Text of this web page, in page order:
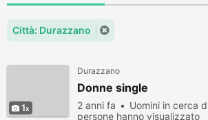
Città: Durazzano
1
Durazzano
Donne single
2 anni fa Uomini in cerca
persone hanno visualizzato